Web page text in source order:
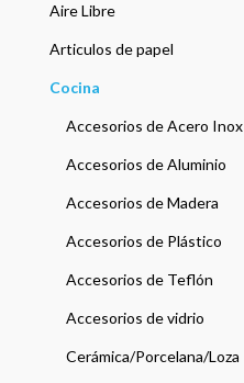
Aire Libre
Articulos de papel
Cocina
Accesorios de Acero Inox
Accesorios de Aluminio
Accesorios de Madera
Accesorios de Plástico
Accesorios de Teflón
Accesorios de vidrio
Cerámica/Porcelana/Loza